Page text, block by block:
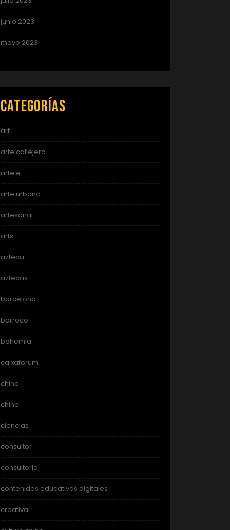
junio 2023
mayo 2023
Categorías
art
arte callejero
arte e
arte urbano
artesanal
arts
azteca
aztecas
barcelona
barroco
bohemia
caixaforum
china
chino
ciencias
consultor
consultoria
contenidos educativos digitales
creativa